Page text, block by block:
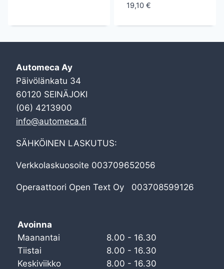
19,10 €
Automeca Ay
Päivölänkatu 34
60120 SEINÄJOKI
(06) 4213900
info@automeca.fi
SÄHKÖINEN LASKUTUS:
Verkkolaskuosoite 003709652056
Operaattoori Open Text Oy 003708599126
Avoinna
Maanantai
8.00 - 16.30
Tiistai
8.00 - 16.30
Keskiviikko
8.00 - 16.30